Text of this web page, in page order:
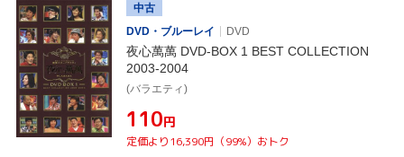
中古
DVD・ブルーレイ
DVD
夜心萬萬 DVD-BOX 1 BEST COLLECTION
2003-2004
(バラエティ)
¥110円
定価より16,390円（99%）おトク